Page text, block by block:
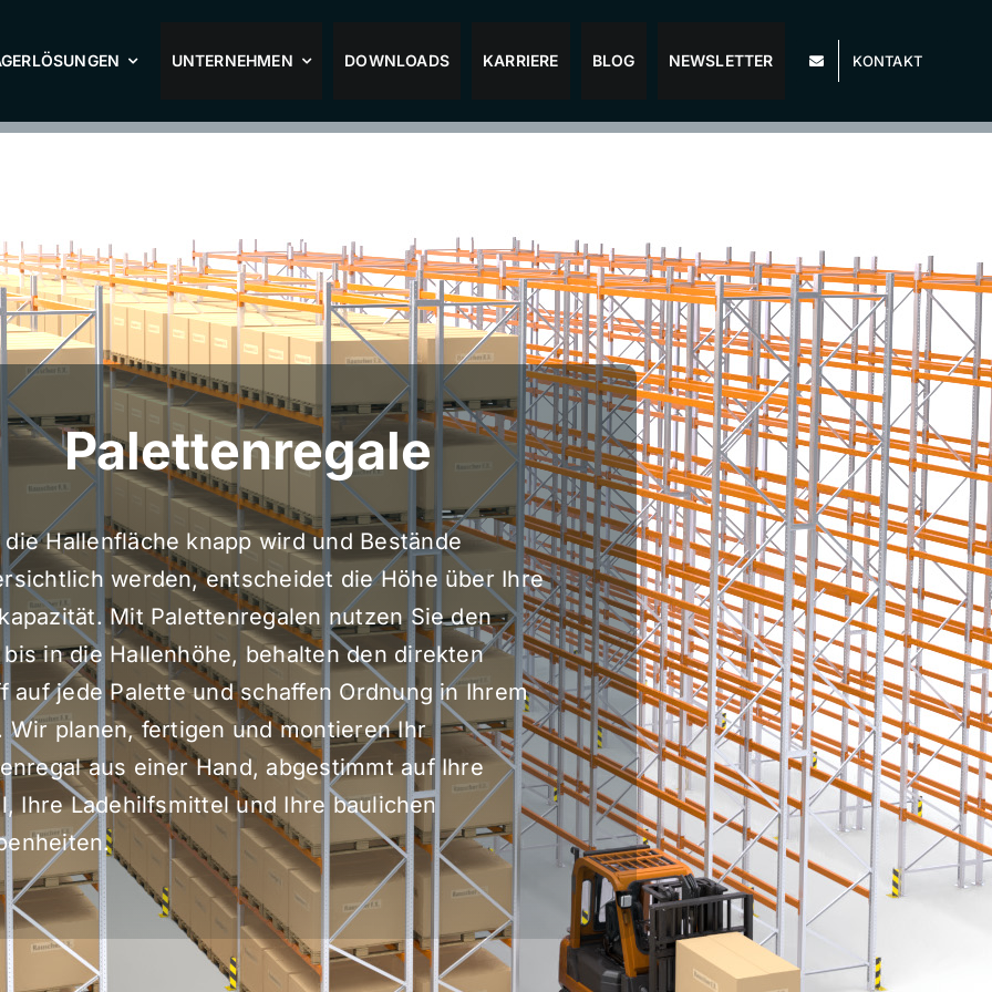
UNTERNEHMEN DOWNLOADS KARRIERE BLOG NEWSLETTER KONTAKT
Palettenregale
die Hallenfläche knapp wird und Bestände
werden, entscheidet die Höhe über Ihre
Mit Palettenregalen nutzen Sie den
bis in die Hallenhöhe, behalten den direkten
auf jede Palette und schaffen Ordnung in Ihrem
Wir planen, fertigen und montieren Ihr
aus einer Hand, abgestimmt auf Ihre
Ihre Ladehilfsmittel und Ihre baulichen